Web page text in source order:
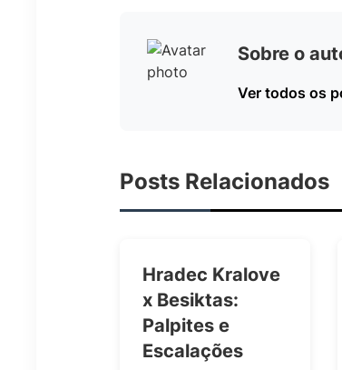
Sobre o
Ver todos os
Posts Relacionados
Hradec Kralove
x Besiktas:
Palpites e
Escalações